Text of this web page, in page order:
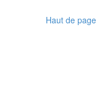
Haut de page